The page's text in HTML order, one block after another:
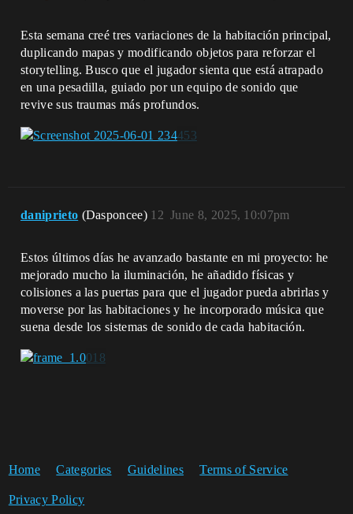
Esta semana creé tres variaciones de la habitación principal,
duplicando mapas y modificando objetos para reforzar el
storytelling. Busco que el jugador sienta que está atrapado
en una pesadilla, guiado por un equipo de sonido que
revive sus traumas más profundos.
daniprieto (Dasponcee) June 8, 2025, 10:07pm
12
Estos últimos días he avanzado bastante en mi proyecto: he
mejorado mucho la iluminación, he añadido físicas y
colisiones a las puertas para que el jugador pueda abrirlas y
moverse por las habitaciones y he incorporado música que
suena desde los sistemas de sonido de cada habitación.
Home Categories Guidelines Terms of Service
Privacy Policy